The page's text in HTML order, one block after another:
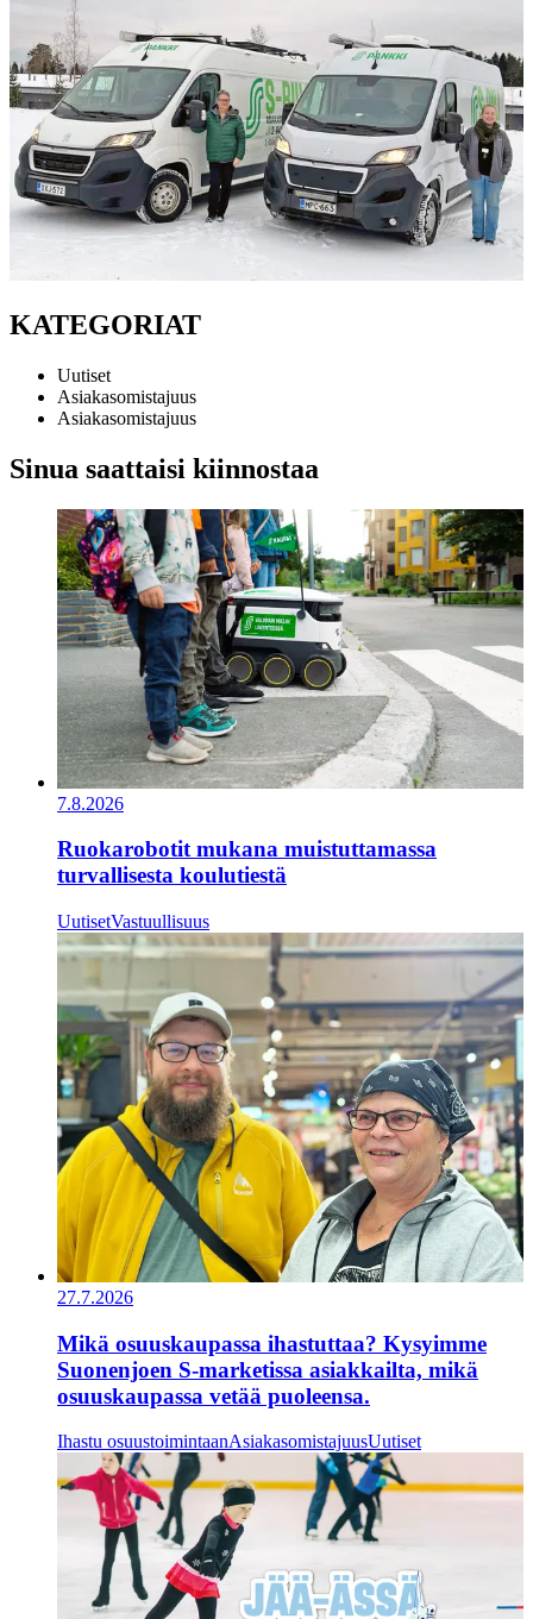
KATEGORIAT
Uutiset
Asiakasomistajuus
Asiakasomistajuus
Sinua saattaisi kiinnostaa
7.8.2026
Ruokarobotit mukana muistuttamassa
turvallisesta koulutiestä
UutisetVastuullisuus
27.7.2026
Mikä osuuskaupassa ihastuttaa? Kysyimme
Suonenjoen S-marketissa asiakkailta, mikä
osuuskaupassa vetää puoleensa.
Ihastu osuustoimintaanAsiakasomistajuusUutiset